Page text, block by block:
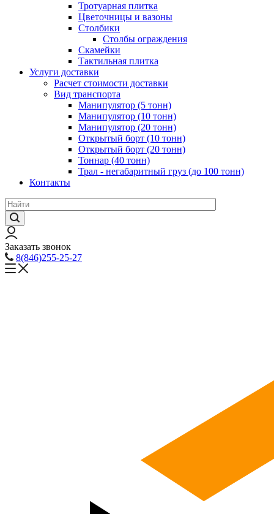
Тротуарная плитка
Цветочницы и вазоны
Столбики
Столбы ограждения
Скамейки
Тактильная плитка
Услуги доставки
Расчет стоимости доставки
Вид транспорта
Манипулятор (5 тонн)
Манипулятор (10 тонн)
Манипулятор (20 тонн)
Открытый борт (10 тонн)
Открытый борт (20 тонн)
Тоннар (40 тонн)
Трал - негабаритный груз (до 100 тонн)
Контакты
Заказать звонок
8(846)255-25-27